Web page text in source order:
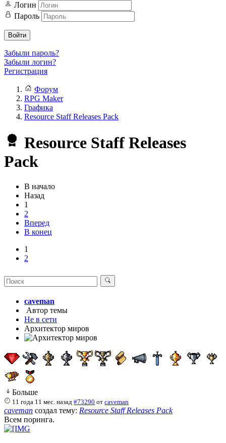
Логин
Пароль
Войти
Забыли пароль?
Забыли логин?
Регистрация
Форум
RPG Maker
Графика
Resource Staff Releases Pack
Resource Staff Releases
Pack
В начало
Назад
1
2
Вперед
В конец
1
2
caveman
Автор темы
Не в сети
Архитектор миров
Больше
11 года 11 мес. назад #73290 отcaveman
caveman создал тему: Resource Staff Releases Pack
Всем поринга.